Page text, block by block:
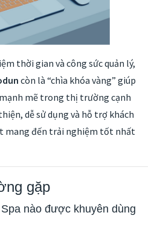
thời gian và công sức quản lý,
còn là “chìa khóa vàng” giúp
mẽ trong thị trường cạnh
dễ sử dụng và hỗ trợ khách
mang đến trải nghiệm tốt nhất
gặp
nào được khuyên dùng